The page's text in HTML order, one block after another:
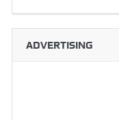
ADVERTISING